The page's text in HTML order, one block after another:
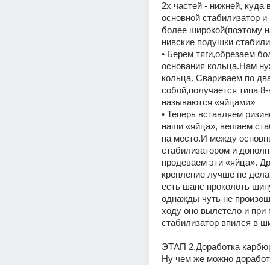
2х частей - нижней, куда
основной стабилизатор и
более широкой(поэтому
нивские подушки
• Берем тяги,обрезаем
основания кольца.Нам
кольца. Свариваем по
собой,получается типа
называются «яйцами»
• Теперь вставляем
наши «яйца», вешаем
на место.И между
стабилизатором и
продеваем эти «яйца».
крепление лучше не
есть шанс проколоть
однажды чуть не
ходу оно вылетело и при
стабилизатор впился в
ЭТАП 2.Доработка
Ну чем же можно